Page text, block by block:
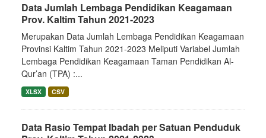
Data Jumlah Lembaga Pendidikan Keagamaan
Prov. Kaltim Tahun 2021-2023
Merupakan Data Jumlah Lembaga Pendidikan Keagamaan
Provinsi Kaltim Tahun 2021-2023 Meliputi Variabel Jumlah
Lembaga Pendidikan Keagamaan Taman Pendidikan Al-
Qur’an (TPA) :...
XLSX CSV
Data Rasio Tempat Ibadah per Satuan Penduduk